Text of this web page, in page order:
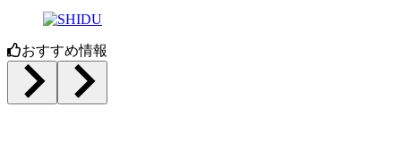
おすすめ情報